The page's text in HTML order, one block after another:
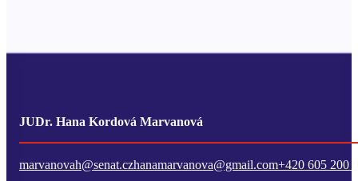
JUDr. Hana Kordová Marvanová
marvanovah@senat.czhanamarvanova@gmail.com+420 605 200